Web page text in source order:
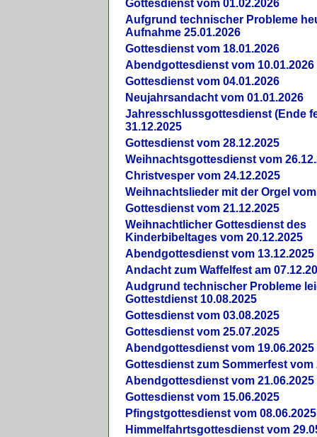
Gottesdienst vom 01.02.2026
Aufgrund technischer Probleme
Aufnahme 25.01.2026
Gottesdienst vom 18.01.2026
Abendgottesdienst vom 10.01.2026
Gottesdienst vom 04.01.2026
Neujahrsandacht vom 01.01.2026
Jahresschlussgottesdienst (Ende
31.12.2025
Gottesdienst vom 28.12.2025
Weihnachtsgottesdienst vom
Christvesper vom 24.12.2025
Weihnachtslieder mit der Orgel vom
Gottesdienst vom 21.12.2025
Weihnachtlicher Gottesdienst des
Kinderbibeltages vom 20.12.2025
Abendgottesdienst vom 13.12.2025
Andacht zum Waffelfest am
Audgrund technischer Probleme
Gottestdienst 10.08.2025
Gottesdienst vom 03.08.2025
Gottesdienst vom 25.07.2025
Abendgottesdienst vom 19.06.2025
Gottesdienst zum Sommerfest vom
Abendgottesdienst vom 21.06.2025
Gottesdienst vom 15.06.2025
Pfingstgottesdienst vom 08.06.2025
Himmelfahrtsgottesdienst vom